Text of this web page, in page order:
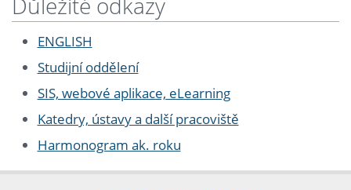
ENGLISH
Studijní oddělení
SIS, webové aplikace, eLearning
Katedry, ústavy a další pracoviště
Harmonogram ak. roku